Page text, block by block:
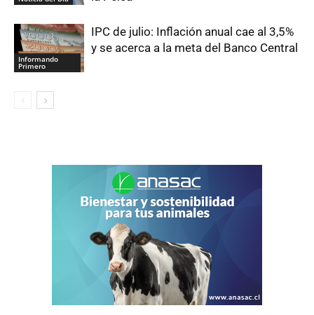
Informando
Primero
IPC de julio: Inflación anual cae al 3,5%
y se acerca a la meta del Banco Central